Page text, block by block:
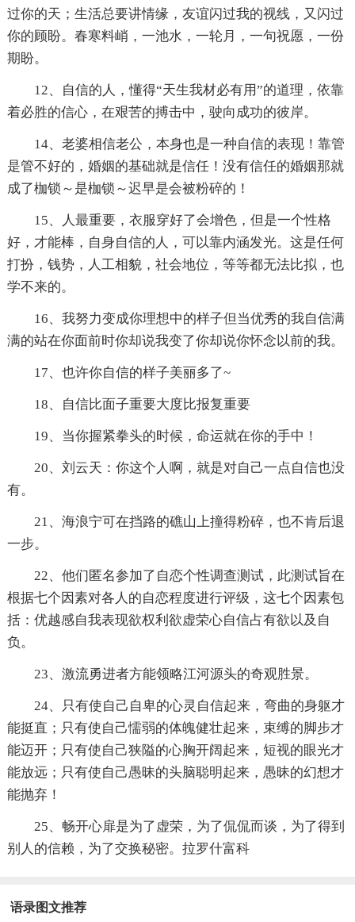
过你的天；生活总要讲情缘，友谊闪过我的视线，又闪过
你的顾盼。春寒料峭，一池水，一轮月，一句祝愿，一份
期盼。
12、自信的人，懂得“天生我材必有用”的道理，依靠
着必胜的信心，在艰苦的搏击中，驶向成功的彼岸。
14、老婆相信老公，本身也是一种自信的表现！靠管
是管不好的，婚姻的基础就是信任！没有信任的婚姻那就
成了枷锁～是枷锁～迟早是会被粉碎的！
15、人最重要，衣服穿好了会增色，但是一个性格
好，才能棒，自身自信的人，可以靠内涵发光。这是任何
打扮，钱势，人工相貌，社会地位，等等都无法比拟，也
学不来的。
16、我努力变成你理想中的样子但当优秀的我自信满
满的站在你面前时你却说我变了你却说你怀念以前的我。
17、也许你自信的样子美丽多了~
18、自信比面子重要大度比报复重要
19、当你握紧拳头的时候，命运就在你的手中！
20、刘云天：你这个人啊，就是对自己一点自信也没
有。
21、海浪宁可在挡路的礁山上撞得粉碎，也不肯后退
一步。
22、他们匿名参加了自恋个性调查测试，此测试旨在
根据七个因素对各人的自恋程度进行评级，这七个因素包
括：优越感自我表现欲权利欲虚荣心自信占有欲以及自
负。
23、激流勇进者方能领略江河源头的奇观胜景。
24、只有使自己自卑的心灵自信起来，弯曲的身躯才
能挺直；只有使自己懦弱的体魄健壮起来，束缚的脚步才
能迈开；只有使自己狭隘的心胸开阔起来，短视的眼光才
能放远；只有使自己愚昧的头脑聪明起来，愚昧的幻想才
能抛弃！
25、畅开心扉是为了虚荣，为了侃侃而谈，为了得到
别人的信赖，为了交换秘密。拉罗什富科
语录图文推荐